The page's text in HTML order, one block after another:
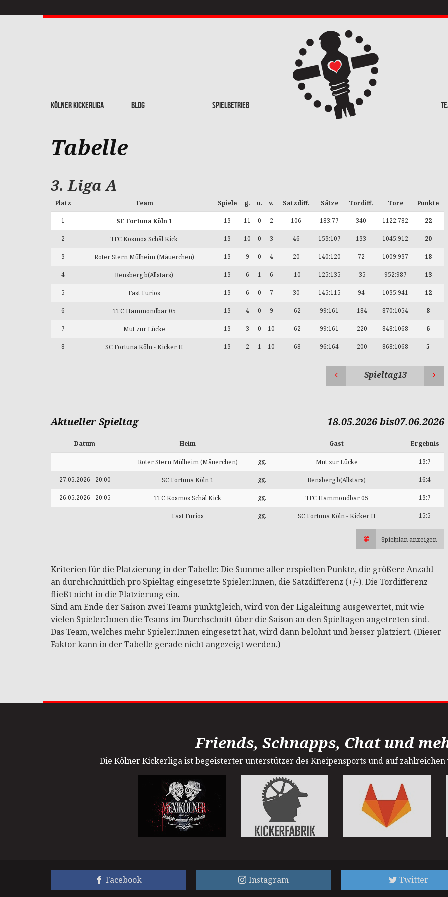
Kölner Kickerliga Blog Spielbetrieb
Tabelle
3. Liga A
Platz Team Spiele g. u. v. Satzdiff. Sätze Tordiff. Tore Punkte
1 SC Fortuna Köln 1 13 11 0 2 106 183:77 340 1122:782 22
2 TFC Kosmos Schäl Kick 13 10 0 3 46 153:107 133 1045:912 20
3 Roter Stern Mülheim (Mäuerchen) 13 9 0 4 20 140:120 72 1009:937 18
4 Bensberg b(Allstars) 13 6 1 6 -10 125:135 -35 952:987 13
5 Fast Furios 13 6 0 7 30 145:115 94 1035:941 12
6 TFC Hammondbar 05 13 4 0 9 -62 99:161 -184 870:1054 8
7 Mut zur Lücke 13 3 0 10 -62 99:161 -220 848:1068 6
8 SC Fortuna Köln - Kicker II 13 2 1 10 -68 96:164 -200 868:1068 5
Spieltag13
Aktueller Spieltag 18.05.2026 bis07.06.2026
Datum Heim Gast Ergebnis
Roter Stern Mülheim (Mäuerchen) gg. Mut zur Lücke 13:7
27.05.2026 - 20:00 SC Fortuna Köln 1 gg. Bensberg b(Allstars) 16:4
26.05.2026 - 20:05 TFC Kosmos Schäl Kick gg. TFC Hammondbar 05 13:7
Fast Furios gg. SC Fortuna Köln - Kicker II 15:5
Spielplan anzeigen
Kriterien für die Platzierung in der Tabelle: Die Summe aller erspielten Punkte, die größere Anzahl
an durchschnittlich pro Spieltag eingesetzte Spieler:Innen, die Satzdifferenz (+/-). Die Tordifferenz
fließt nicht in die Platzierung ein.
Sind am Ende der Saison zwei Teams punktgleich, wird von der Ligaleitung ausgewertet, mit wie
vielen Spieler:Innen die Teams im Durchschnitt über die Saison an den Spieltagen angetreten sind.
Das Team, welches mehr Spieler:Innen eingesetzt hat, wird dann belohnt und besser platziert. (Dieser
Faktor kann in der Tabelle gerade nicht angezeigt werden.)
Friends, Schnapps, Chat und
Die Kölner Kickerliga ist begeisterter unterstützer des Kneipensports und auf
Facebook Instagram Twitter